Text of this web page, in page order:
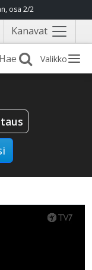
osa 2/2
Kanavat Näytä
valikko
Valikko